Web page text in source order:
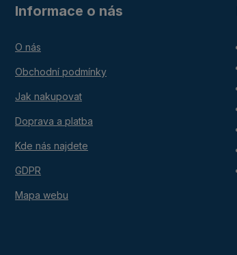
Informace o nás
O nás
Obchodní podmínky
Jak nakupovat
Doprava a platba
Kde nás najdete
GDPR
Mapa webu